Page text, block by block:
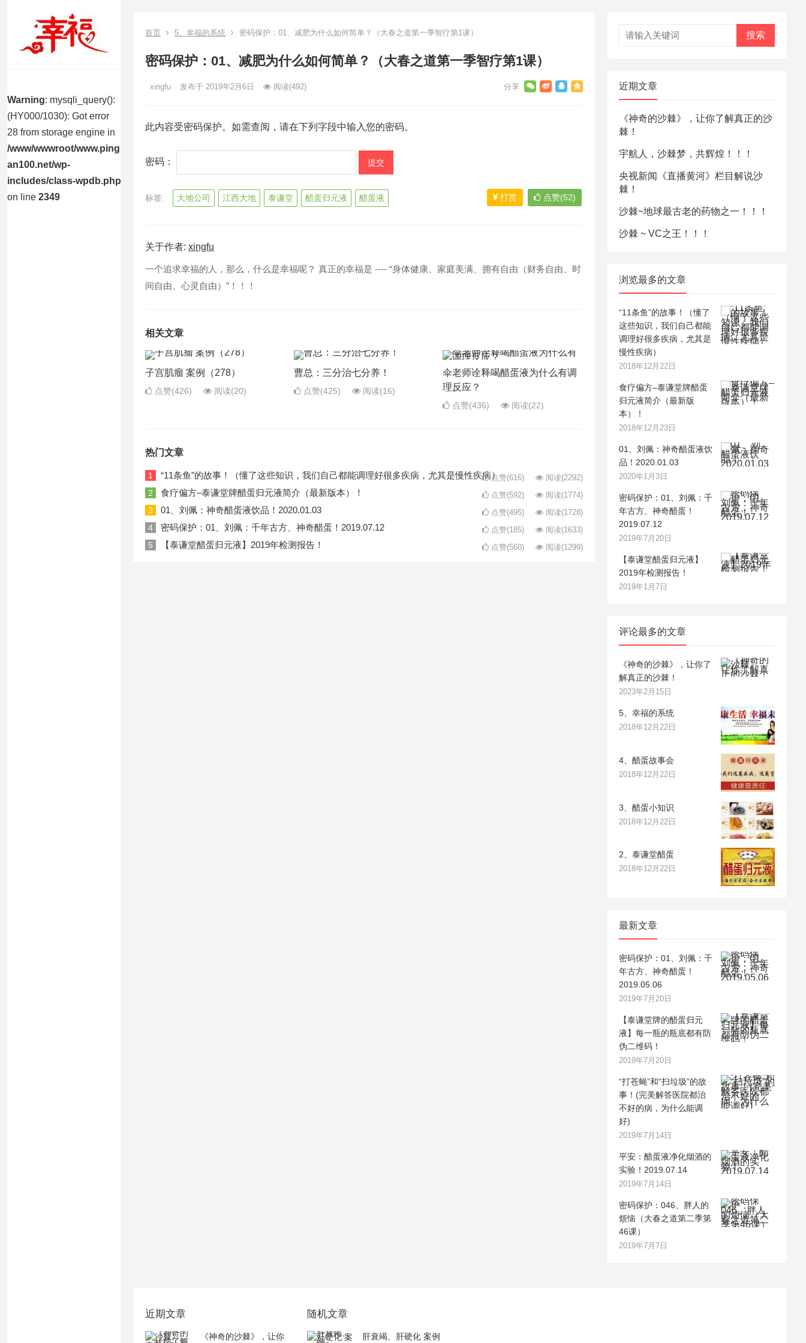
Warning: mysqli_query():
(HY000/1030): Got error
28 from storage engine in
/www/wwwroot/www.ping
an100.net/wp-
includes/class-wpdb.php
on line 2349
首页 5、幸福的系统 密码保护：01、减肥为什么如何简单？（大春之道第一季智疗第1课）
密码保护：01、减肥为什么如何简单？（大春之道第一季智疗第1课）
xingfu 发布于 2019年2月6日 阅读(492)
此内容受密码保护。如需查阅，请在下列字段中输入您的密码。
密码：
标签: 大地公司 江西大地 泰谦堂 醋蛋归元液 醋蛋液 打赏 点赞(52)
关于作者: xingfu
一个追求幸福的人，那么，什么是幸福呢？ 真正的幸福是 ---- “身体健康、家庭美满、拥有自由（财务自由、时
间自由、心灵自由）”！！！
相关文章
子宫肌瘤 案例（278）
点赞(426) 阅读(20)
曹总：三分治七分养！
点赞(425) 阅读(16)
伞老师诠释喝醋蛋液为什么有调
理反应？
点赞(436) 阅读(22)
热门文章
1 “11条鱼”的故事！（懂了这些知识，我们自己都能调理好很多疾病，尤其是慢性疾病）点赞(616) 阅读(2292)
2 食疗偏方–泰谦堂牌醋蛋归元液简介（最新版本）！ 点赞(592) 阅读(1774)
3 01、刘佩：神奇醋蛋液饮品！2020.01.03 点赞(495) 阅读(1728)
4 密码保护：01、刘佩：千年古方、神奇醋蛋！2019.07.12 点赞(185) 阅读(1633)
5 【泰谦堂醋蛋归元液】2019年检测报告！ 点赞(560) 阅读(1299)
搜索
近期文章
《神奇的沙棘》，让你了解真正的沙
棘！
宇航人，沙棘梦，共辉煌！！！
央视新闻《直播黄河》栏目解说沙
棘！
沙棘~地球最古老的药物之一！！！
沙棘 ~ VC之王！！！
浏览最多的文章
“11条鱼”的故事！（懂了
这些知识，我们自己都能
调理好很多疾病，尤其是
慢性疾病）
2018年12月22日
食疗偏方–泰谦堂牌醋蛋
归元液简介（最新版
本）！
2018年12月23日
01、刘佩：神奇醋蛋液饮
品！2020.01.03
2020年1月3日
密码保护：01、刘佩：千
年古方、神奇醋蛋！
2019.07.12
2019年7月20日
【泰谦堂醋蛋归元液】
2019年检测报告！
2019年1月7日
评论最多的文章
《神奇的沙棘》，让你了
解真正的沙棘！
2023年2月15日
5、幸福的系统
2018年12月22日
4、醋蛋故事会
2018年12月22日
3、醋蛋小知识
2018年12月22日
2、泰谦堂醋蛋
2018年12月22日
最新文章
密码保护：01、刘佩：千
年古方、神奇醋蛋！
2019.05.06
2019年7月20日
【泰谦堂牌的醋蛋归元
液】每一瓶的瓶底都有防
伪二维码！
2019年7月20日
“打苍蝇”和“扫垃圾”的故
事！(完美解答医院都治
不好的病，为什么能调
好)
2019年7月14日
平安：醋蛋液净化烟酒的
实验！2019.07.14
2019年7月14日
密码保护：046、胖人的
烦恼（大春之道第二季第
46课）
2019年7月7日
近期文章
《神奇的沙棘》，让你
随机文章
肝衰竭、肝硬化 案例